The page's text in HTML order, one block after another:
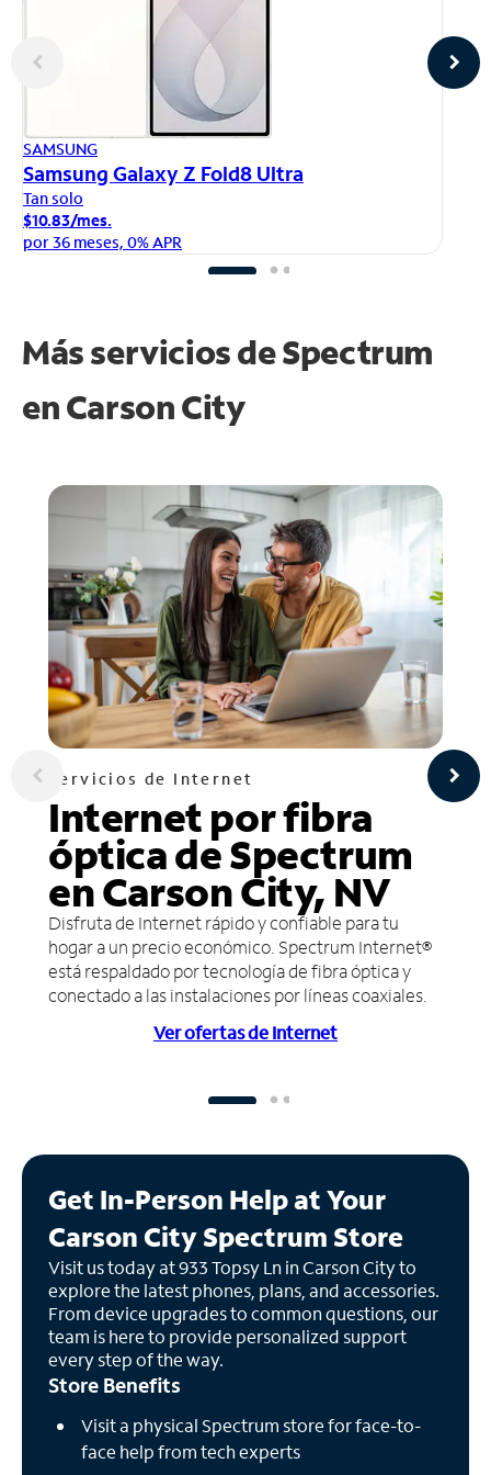
SAMSUNG
Samsung Galaxy Z Fold8 Ultra
Tan solo
$10.83/mes.
por 36 meses, 0% APR
Más servicios de Spectrum
enCarson City
Servicios de Internet
Internet por fibra
óptica de Spectrum
en Carson City, NV
Disfruta de Internet rápido y confiable para tu
hogar a un precio económico. Spectrum Internet®
está respaldado por tecnología de fibra óptica y
conectado a las instalaciones por líneas coaxiales.
Ver ofertas de Internet
Get In-Person Help at Your
Carson City Spectrum Store
Visit us today at 933 Topsy Ln in Carson City to
explore the latest phones, plans, and accessories.
From device upgrades to common questions, our
team is here to provide personalized support
every step of the way.
Store Benefits
Visit a physical Spectrum store for face-to-
face help from tech experts